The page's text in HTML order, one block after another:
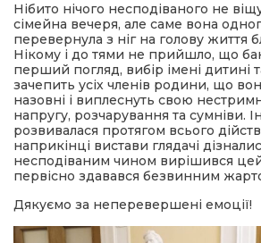
політика
місія
Нібито нічого несподіваного не
сімейна вечеря, але саме вона
перевернула з ніг на голову життя
Нікому і до тями не прийшло, що
перший погляд, вибір імені дитині
зачепить усіх членів родини, що
назовні і виплеснуть свою
напругу, розчарування та сумніви.
розвивалася протягом всього
наприкінці вистави глядачі
несподіваним чином вирішився
первісно здавався безвинним
Дякуємо за неперевершені емоції!